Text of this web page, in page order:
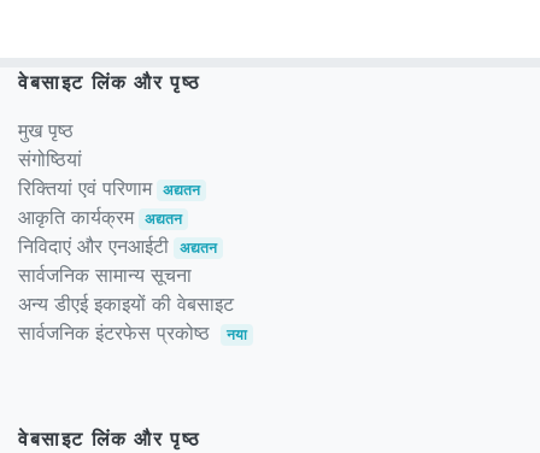
वेबसाइट लिंक और पृष्ठ
मुख पृष्ठ
संगोष्ठियां
रिक्तियां एवं परिणाम अद्यतन
आकृति कार्यक्रम अद्यतन
निविदाएं और एनआईटी अद्यतन
सार्वजनिक सामान्य सूचना
अन्य डीएई इकाइयों की वेबसाइट
सार्वजनिक इंटरफेस प्रकोष्ठ
नया
वेबसाइट लिंक और पृष्ठ